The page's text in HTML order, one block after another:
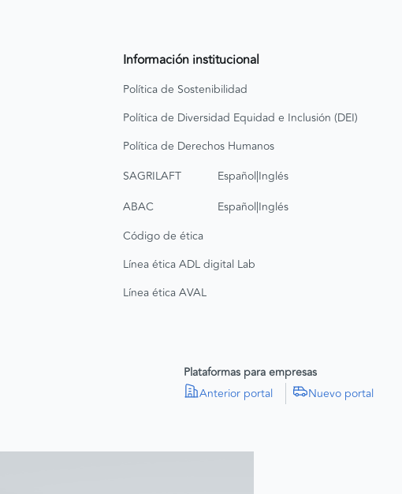
Información institucional
Política de Sostenibilidad
Política de Diversidad Equidad e Inclusión (DEI)
Política de Derechos Humanos
SAGRILAFT
Español|Inglés
ABAC
Español|Inglés
Código de ética
Línea ética ADL digital Lab
Línea ética AVAL
Plataformas para empresas
Anterior portal
Nuevo portal